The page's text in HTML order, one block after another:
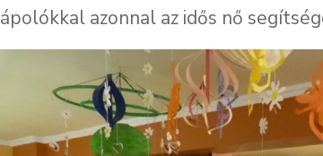
ápolókkal azonnal az idős nő